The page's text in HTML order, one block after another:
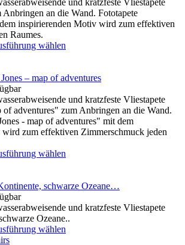
und kratzfeste Vliestapete
an die Wand. Fototapete
inspirierenden Motiv wird zum effektiven
Raumes.
wählen
– map of adventures
und kratzfeste Vliestapete
of adventures" zum Anbringen an die Wand.
- map of adventures" mit dem
zum effektiven Zimmerschmuck jeden
wählen
schwarze Ozeane…
und kratzfeste Vliestapete
Ozeane..
wählen